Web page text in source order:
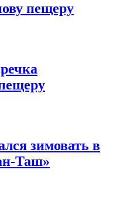
пещеру
зимовать в
Таш»